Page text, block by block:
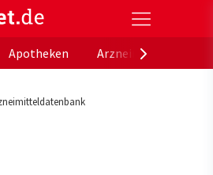
offizielle Gesundheitsportal der
Apotheken